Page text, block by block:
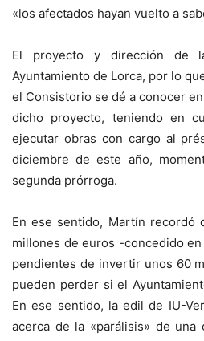
«los afectados hayan vuelto a
El proyecto y dirección de
Ayuntamiento de Lorca, por lo
el Consistorio se dé a conocer
dicho proyecto, teniendo en
ejecutar obras con cargo al
diciembre de este año,
segunda prórroga.
En ese sentido, Martín recordó
millones de euros -concedido
pendientes de invertir unos 60
pueden perder si el
En ese sentido, la edil de IU-
acerca de la «parálisis» de una